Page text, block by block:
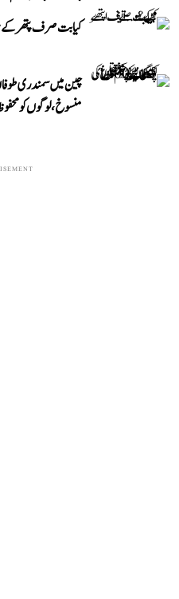
کیا بت صرف پتھر
منسوخ، لوگوں کو